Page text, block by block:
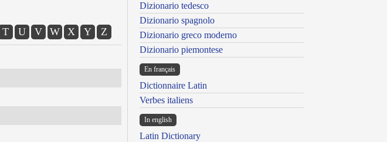
T U V W X Y Z
Dizionario tedesco
Dizionario spagnolo
Dizionario greco moderno
Dizionario piemontese
En français
Dictionnaire Latin
Verbes italiens
In english
Latin Dictionary